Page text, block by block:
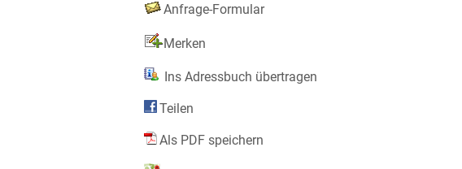
Anfrage-Formular
Merken
Ins Adressbuch übertragen
Teilen
Als PDF speichern